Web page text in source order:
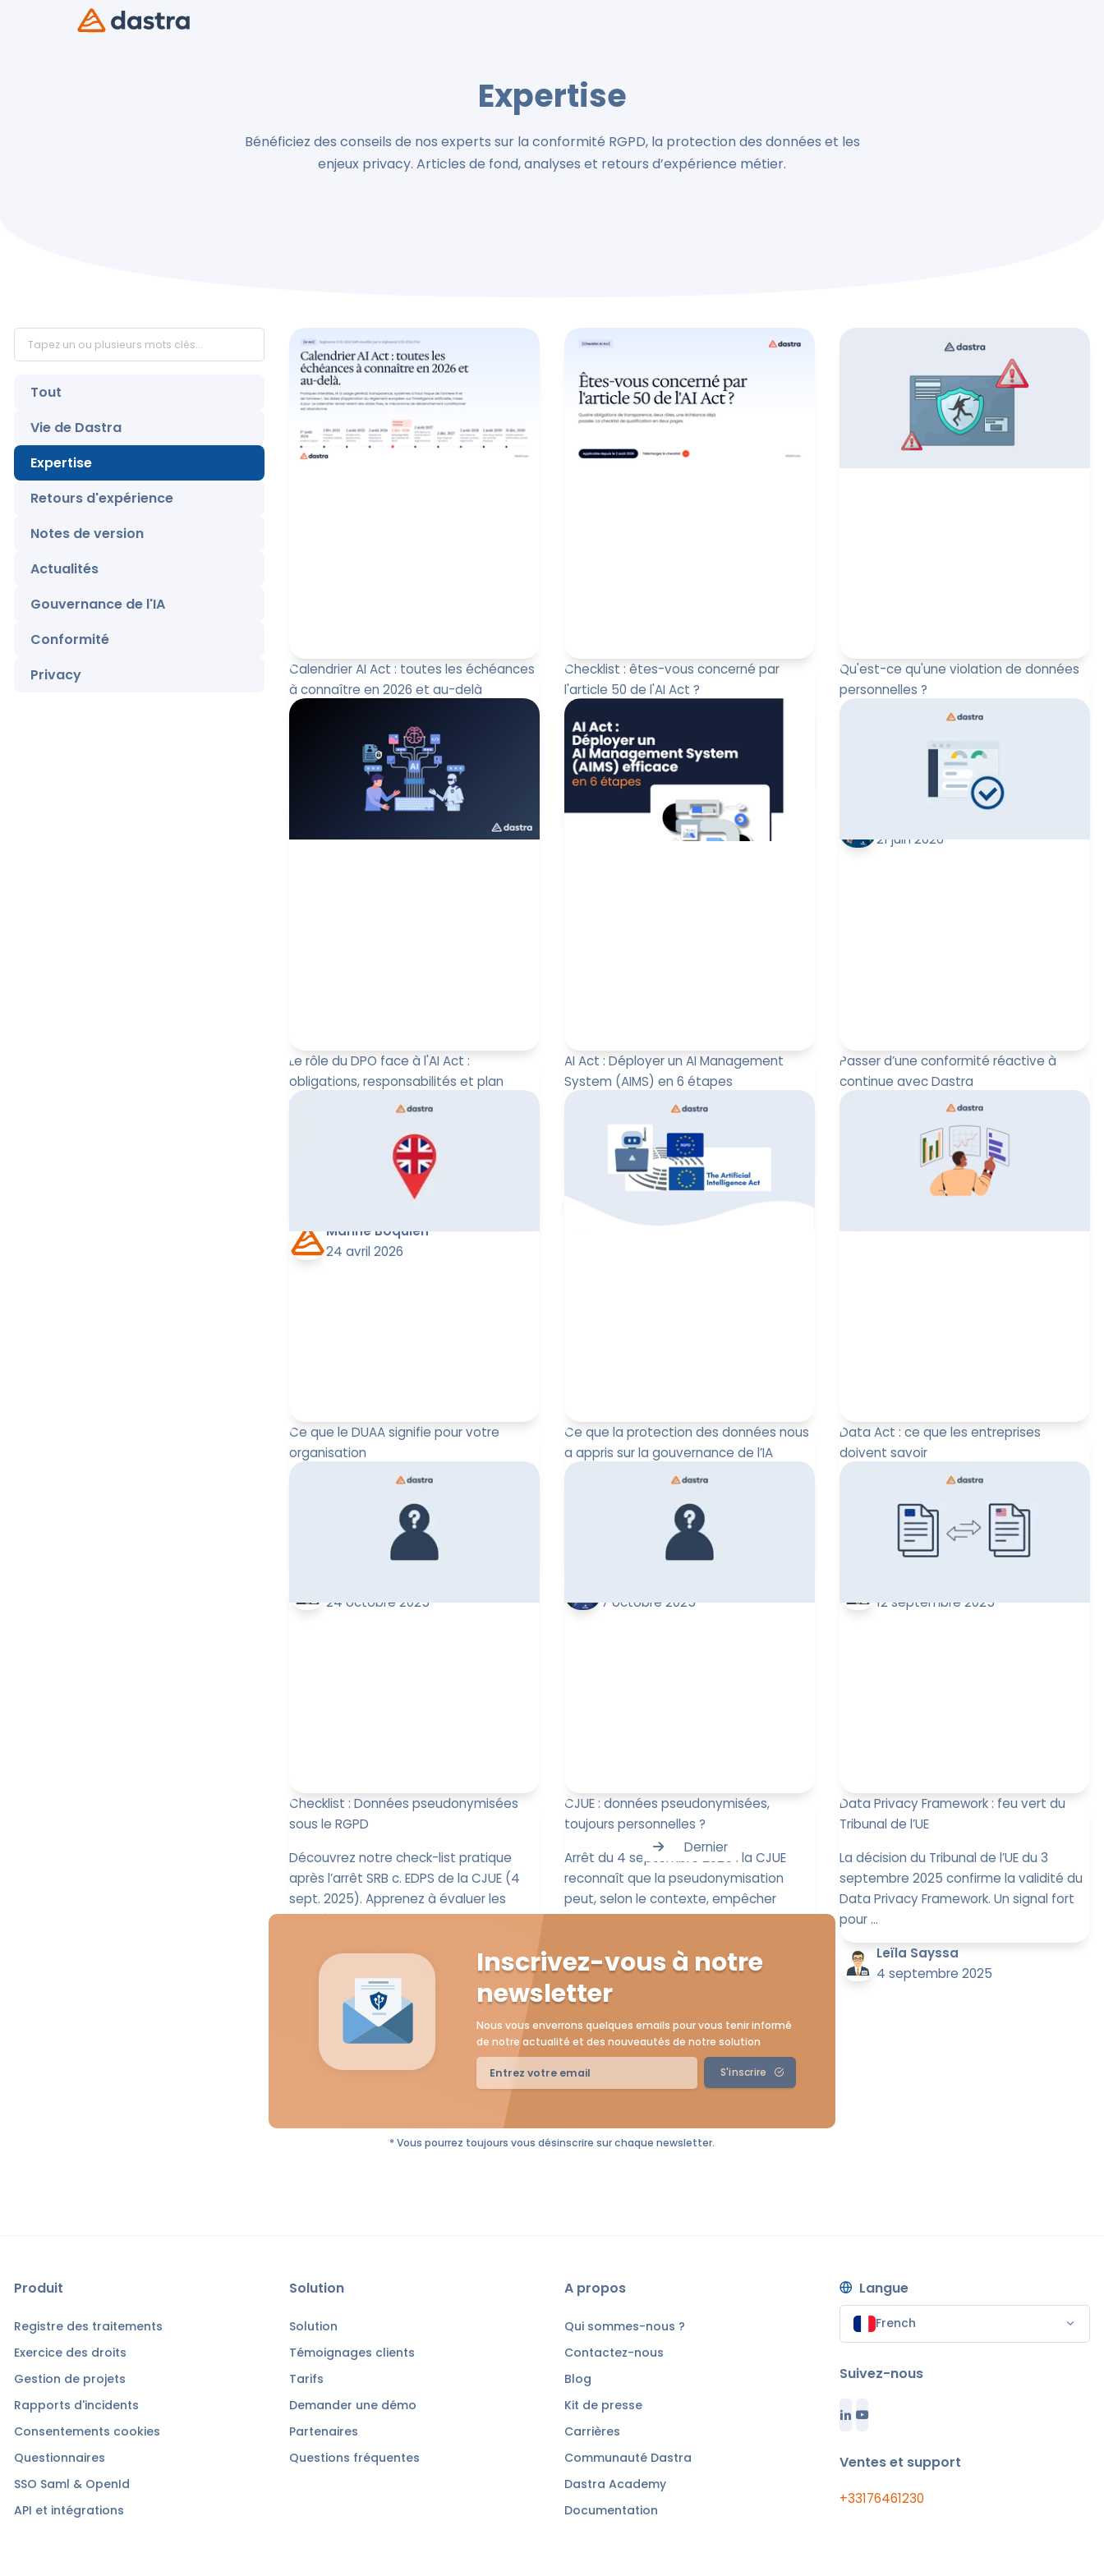
Expertise
Bénéficiez des conseils de nos experts sur la conformité RGPD, la protection des données et les
enjeux privacy. Articles de fond, analyses et retours d’expérience métier.
Tout
Vie de Dastra
Expertise
Retours d'expérience
Notes de version
Actualités
Gouvernance de l'IA
Conformité
Privacy
Calendrier AI Act : toutes les échéances
à connaître en 2026 et au-delà
L’AI Act est entré en vigueur le 1er août
2024, mais ses obligations s’appliquent
progressivement. Depuis, le calendrier...
Paul-Emmanuel Bidault
Checklist : êtes-vous concerné par
l'article 50 de l'AI Act ?
L'article 50 du règlement (UE) 2024/1689
est applicable depuis le 2 août 2026. Il
institue un régime de transparence aut...
Paul-Emmanuel Bidault
4 août 2026
Qu'est-ce qu'une violation de données
personnelles ?
Qu'est-ce qu'une violation de données ?
Quelles obligations pour les
responsables de traitement et sous-
21 juin 2026
Le rôle du DPO face à l'AI Act :
obligations, responsabilités et plan
d'actions
Quel est le rôle du DPO face à l’AI Act ?
Découvrez ses nouvelles obligations,
responsabilités et un plan d’actions
Marine Boquien
24 avril 2026
AI Act : Déployer un AI Management
System (AIMS) en 6 étapes
L’intelligence artificielle entre dans une
nouvelle ère : celle de la gouvernance.
Avec l’AI Act (UE 2024/1689), les org...
Paul-Emmanuel Bidault
30 mars 2026
Passer d’une conformité réactive à
continue avec Dastra
Pourquoi piloter la conformité est
devenu un enjeu stratégique (et
comment sortir du chaos) ?
Leïla Sayssa
Ce que le DUAA signifie pour votre
organisation
La Loi de 2025 sur les données
(utilisation et accès) a reçu
l'assentiment royal le 19 juin 2025
(DUAA). Alors qu'elle r...
24 octobre 2025
Ce que la protection des données nous
a appris sur la gouvernance de l’IA
À l’occasion du DPO Forum Lilles 2025,
Paul-Emmanuel Bidault, co-fondateur et
CEO de Dastra, a présenté une
7 octobre 2025
Data Act : ce que les entreprises
doivent savoir
À partir du 12 septembre 2025, le Data
Act impose de nouvelles règles d’accès,
de portabilité et de partage des
données ...
12 septembre 2025
Checklist : Données pseudonymisées
sous le RGPD
Découvrez notre check-list pratique
après l’arrêt SRB c. EDPS de la CJUE (4
sept. 2025). Apprenez à évaluer les
données ...
Leïla Sayssa
9 septembre 2025
CJUE : données pseudonymisées,
toujours personnelles ?
Arrêt du 4 septembre 2025 : la CJUE
reconnaît que la pseudonymisation
peut, selon le contexte, empêcher
l’identification...
Leïla Sayssa
5 septembre 2025
Data Privacy Framework : feu vert du
Tribunal de l’UE
La décision du Tribunal de l’UE du 3
septembre 2025 confirme la validité du
Data Privacy Framework. Un signal fort
pour ...
Leïla Sayssa
4 septembre 2025
Dernier
Inscrivez-vous à notre
newsletter
Nous vous enverrons quelques emails pour vous tenir informé
de notre actualité et des nouveautés de notre solution
S'inscrire
* Vous pourrez toujours vous désinscrire sur chaque newsletter.
Produit
Registre des traitements
Exercice des droits
Gestion de projets
Rapports d'incidents
Consentements cookies
Questionnaires
SSO Saml & OpenId
API et intégrations
Solution
Solution
Témoignages clients
Tarifs
Demander une démo
Partenaires
Questions fréquentes
A propos
Qui sommes-nous ?
Contactez-nous
Blog
Kit de presse
Carrières
Communauté Dastra
Dastra Academy
Documentation
Langue
French
Suivez-nous
Ventes et support
+33176461230